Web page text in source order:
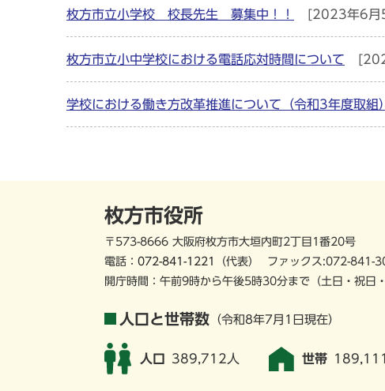
枚方市立小学校 校長先生 募集中！！ [2023年6月
枚方市立小中学校における電話応対時間について
学校における働き方改革推進について（令和3年度取組）
枚方市役所
〒573-8666 大阪府枚方市大垣内町2丁目1番20号
電話： 072-841-1221 （代表） ファックス:072-841-
開庁時間：午前9時から午後5時30分まで （土日・祝日
人口と世帯数 （令和8年7月1日現在）
人口 389,712人 世帯